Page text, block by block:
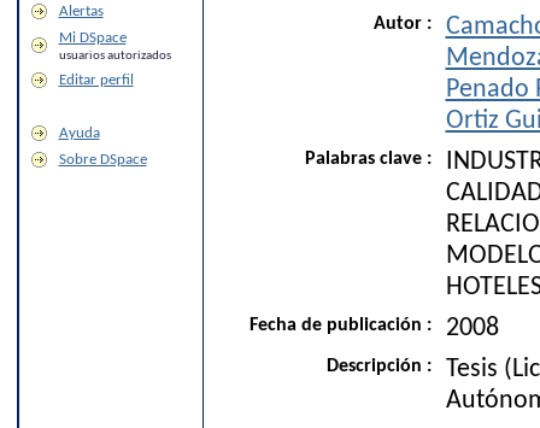
Alertas
Mi DSpace
usuarios autorizados
Editar perfil
Ayuda
Sobre DSpace
Autor :
Penado
Ortiz
Palabras clave :
Fecha de publicación : 2008
Descripción :
Tesis